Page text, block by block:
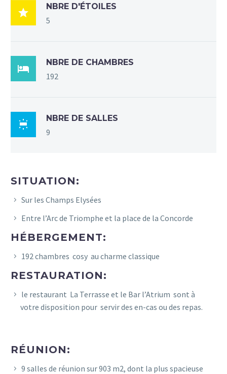

NBRE D'ÉTOILES
5

NBRE DE CHAMBRES
192

NBRE DE SALLES
9
SITUATION:
Sur les Champs Elysées
Entre l’Arc de Triomphe et la place de la Concorde
HÉBERGEMENT:
192 chambres cosy au charme classique
RESTAURATION:
le restaurant La Terrasse et le Bar l’Atrium sont à
votre disposition pour servir des en-cas ou des repas.
RÉUNION:
9 salles de réunion sur 903 m2, dont la plus spacieuse